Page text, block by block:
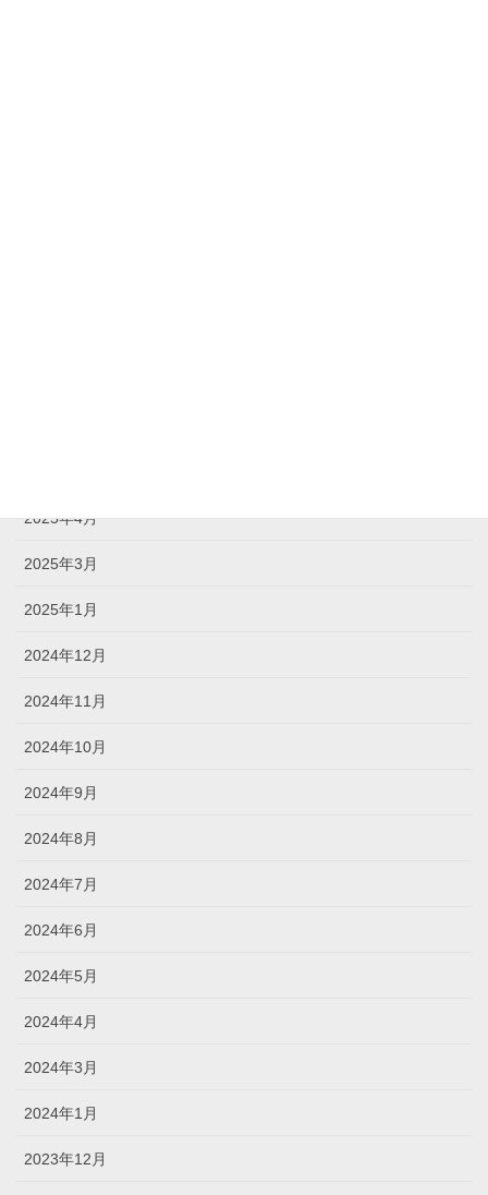
2025年4月
2025年3月
2025年1月
2024年12月
2024年11月
2024年10月
2024年9月
2024年8月
2024年7月
2024年6月
2024年5月
2024年4月
2024年3月
2024年1月
2023年12月